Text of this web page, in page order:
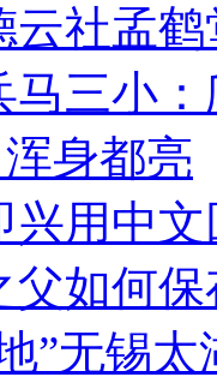
云社孟
三小
身都亮
兴用中
父如何
”无锡